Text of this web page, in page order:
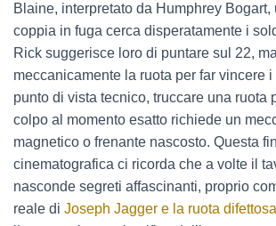
Blaine, interpretato da Humphrey Bogart,
coppia in fuga cerca disperatamente i
Rick suggerisce loro di puntare sul 22,
meccanicamente la ruota per far vincere
punto di vista tecnico, truccare una ruota
colpo al momento esatto richiede un
magnetico o frenante nascosto. Questa
cinematografica ci ricorda che a volte il
nasconde segreti affascinanti, proprio
reale di Joseph Jagger e la ruota difettosa